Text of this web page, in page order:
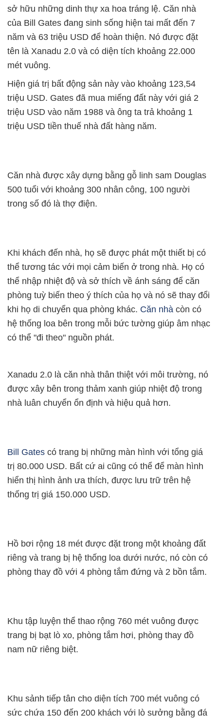
sở hữu những dinh thự xa hoa tráng lệ. Căn nhà
của Bill Gates đang sinh sống hiện tai mất đến 7
năm và 63 triệu USD để hoàn thiện. Nó được đặt
tên là Xanadu 2.0 và có diện tích khoảng 22.000
mét vuông.
Hiện giá trị bất động sản này vào khoảng 123,54
triệu USD. Gates đã mua miếng đất này với giá 2
triệu USD vào năm 1988 và ông ta trả khoảng 1
triệu USD tiền thuế nhà đất hàng năm.
Căn nhà được xây dựng bằng gỗ linh sam Douglas
500 tuổi với khoảng 300 nhân công, 100 người
trong số đó là thợ điện.
Khi khách đến nhà, họ sẽ được phát một thiết bị có
thể tương tác với mọi cảm biến ở trong nhà. Họ có
thể nhập nhiệt độ và sở thích về ánh sáng để căn
phòng tuỳ biến theo ý thích của họ và nó sẽ thay đổi
khi họ di chuyển qua phòng khác. Căn nhà còn có
hệ thống loa bên trong mỗi bức tường giúp âm nhạc
có thể "đi theo" nguồn phát.
Xanadu 2.0 là căn nhà thân thiệt với môi trường, nó
được xây bên trong thảm xanh giúp nhiệt độ trong
nhà luân chuyển ổn định và hiệu quả hơn.
Bill Gates có trang bị những màn hình với tổng giá
trị 80.000 USD. Bất cứ ai cũng có thể để màn hình
hiển thị hình ảnh ưa thích, được lưu trữ trên hệ
thống trị giá 150.000 USD.
Hồ bơi rộng 18 mét được đặt trong một khoảng đất
riêng và trang bị hệ thống loa dưới nước, nó còn có
phòng thay đồ với 4 phòng tắm đứng và 2 bồn tắm.
Khu tập luyện thể thao rộng 760 mét vuông được
trang bị bạt lò xo, phòng tắm hơi, phòng thay đồ
nam nữ riêng biệt.
Khu sảnh tiếp tân cho diện tích 700 mét vuông có
sức chứa 150 đến 200 khách với lò sưởng bằng đá